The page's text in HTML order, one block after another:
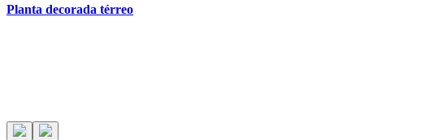
Planta decorada térreo